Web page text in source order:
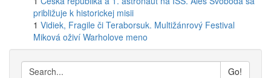
približuje k historickej misii
1 Vidiek, Fragile či Teraborsuk. Multižánrový Festival
Miková oživí Warholove meno
Go!